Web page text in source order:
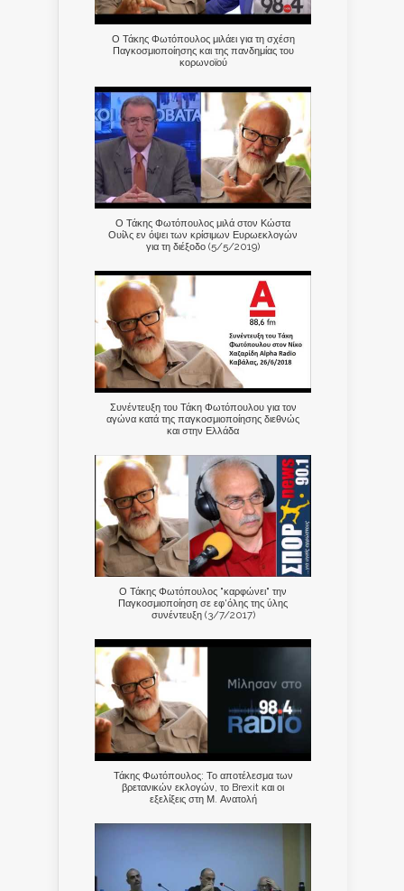
Ο Τάκης Φωτόπουλος μιλάει για τη σχέση
Παγκοσμιοποίησης και της πανδημίας του
κορωνοϊού
Ο Τάκης Φωτόπουλος μιλά στον Κώστα
Ουίλς εν όψει των κρίσιμων Ευρωεκλογών
για τη διέξοδο (5/5/2019)
Συνέντευξη του Τάκη Φωτόπουλου για τον
αγώνα κατά της παγκοσμιοποίησης διεθνώς
και στην Ελλάδα
Ο Τάκης Φωτόπουλος "καρφώνει" την
Παγκοσμιοποίηση σε εφ'όλης της ύλης
συνέντευξη (3/7/2017)
Τάκης Φωτόπουλος: Το αποτέλεσμα των
βρετανικών εκλογών, το Brexit και οι
εξελίξεις στη Μ. Ανατολή